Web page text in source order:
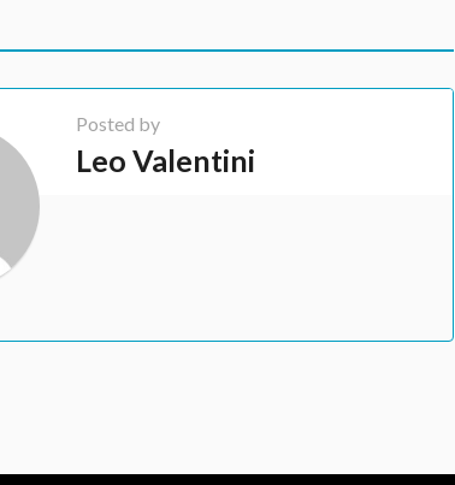
Posted by
Leo Valentini